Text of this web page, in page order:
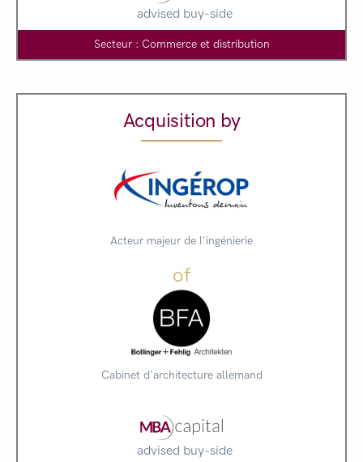
advised buy-side
Secteur : Commerce et distribution
Acquisition by
Acteur majeur de l'ingénierie
of
Cabinet d'architecture allemand
advised buy-side